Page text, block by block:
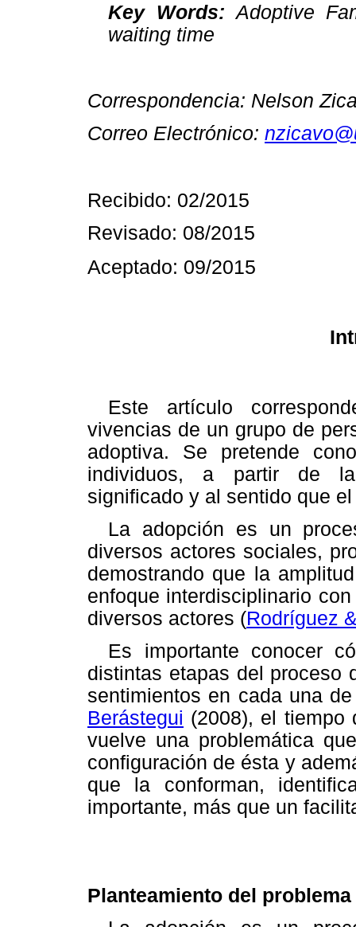
Key Words:Adoptive
waiting time
Correspondencia: Nelson
Correo Electrónico:
Recibido: 02/2015
Revisado: 08/2015
Aceptado: 09/2015
Este artículo
vivencias de un grupo de
adoptiva. Se pretende
individuos, a partir de la
significado y al sentido que
La adopción es un
diversos actores sociales,
demostrando que la
enfoque interdisciplinario
diversos actores (Rodríguez
Es importante conocer
distintas etapas del proceso
sentimientos en cada una
Berástegui (2008), el tiempo
vuelve una problemática
configuración de ésta y
que la conforman,
importante, más que un
Planteamiento del problema